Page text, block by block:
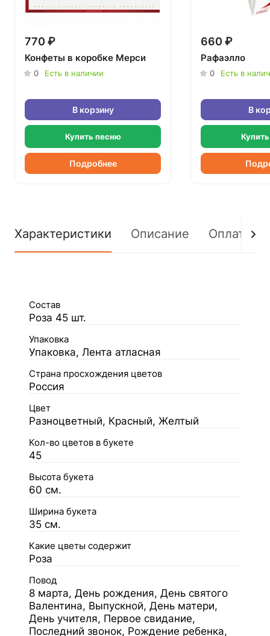
770 ₽
Конфеты в коробке Мерси
0 Есть в наличии
В корзину
Купить песню
Подробнее
660 ₽
Рафаэлло
0 Есть в
В
Характеристики Описание Оплата
Состав
Роза 45 шт.
Упаковка
Упаковка, Лента атласная
Страна просхождения цветов
Россия
Цвет
Разноцветный, Красный, Желтый
Кол-во цветов в букете
45
Высота букета
60 см.
Ширина букета
35 см.
Какие цветы содержит
Роза
Повод
8 марта, День рождения, День святого
Валентина, Выпускной, День матери,
День учителя, Первое свидание,
Последний звонок, Рождение ребенка,